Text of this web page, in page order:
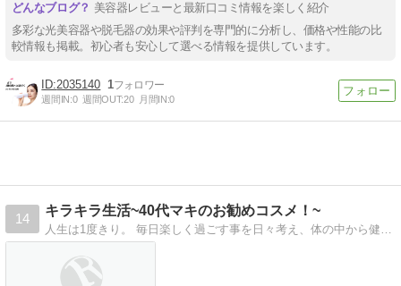
美容器レビューと最新口コミ情報を楽しく紹介
多彩な光美容器や脱毛器の効果や評判を専門的に分析し、価格や性能の比
較情報も掲載。初心者も安心して選べる情報を提供しています。
2035140 1
週間IN:0 週間OUT:20 月間IN:0
14
キラキラ生活~40代マキのお勧めコスメ！~
人生は1度きり。 毎日楽しく過ごす事を日々考え、体の中から健康になるお勧めコスメをご紹介します！